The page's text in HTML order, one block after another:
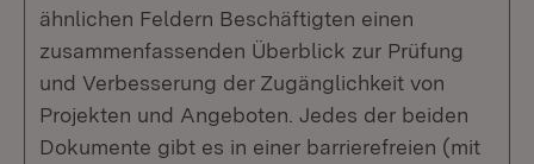
ähnlichen Feldern Beschäftigten einen
zusammenfassenden Überblick zur Prüfung
und Verbesserung der Zugänglichkeit von
Projekten und Angeboten. Jedes der beiden
Dokumente gibt es in einer barrierefreien (mit